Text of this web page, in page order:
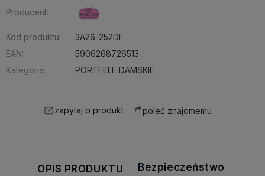
Producent:
Kod produktu:
3A26-252DF
EAN:
5906268726513
Kategoria:
PORTFELE DAMSKIE
zapytaj o produkt poleć znajomemu
OPIS PRODUKTU Bezpieczeństwo